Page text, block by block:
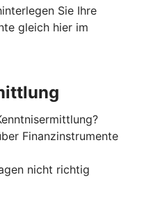
Sie Ihre
gleich hier im
Finanzinstrumente
nicht richtig